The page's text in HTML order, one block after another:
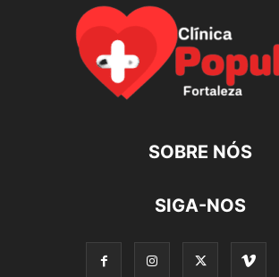
SOBRE NÓS
SIGA-NOS